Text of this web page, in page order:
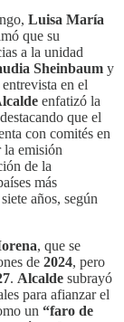
Luisa María
que su
a la unidad
Sheinbaum y
en el
enfatizó la
que el
con comités en
emisión
de la
más
años, según
, que se
de 2024, pero
. Alcalde subrayó
para afianzar el
un “faro de